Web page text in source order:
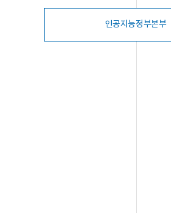
인공지능정부본부